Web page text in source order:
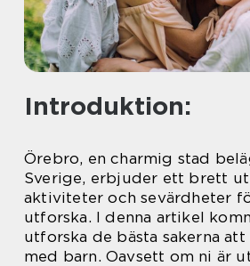
Introduktion:
Örebro, en charmig stad
Sverige, erbjuder ett brett
aktiviteter och sevärdheter
utforska. I denna artikel
utforska de bästa sakerna
med barn. Oavsett om ni är